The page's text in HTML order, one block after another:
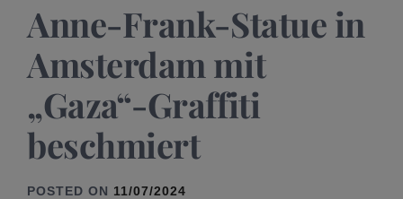
Anne-Frank-Statue in
Amsterdam mit
„Gaza“-Graffiti
beschmiert
POSTED ON 11/07/2024